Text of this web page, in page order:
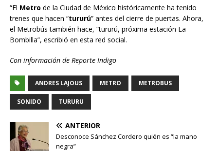
“El Metro de la Ciudad de México históricamente ha tenido
trenes que hacen “tururú” antes del cierre de puertas. Ahora,
el Metrobús también hace, “tururú, próxima estación La
Bombilla”, escribió en esta red social.
Con información de Reporte Indigo
ANDRES LAJOUS METRO METROBUS
SONIDO TURURU
ANTERIOR
Desconoce Sánchez Cordero quién es “la mano
negra”